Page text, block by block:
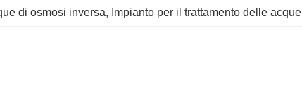
di osmosi inversa, Impianto per il trattamento delle